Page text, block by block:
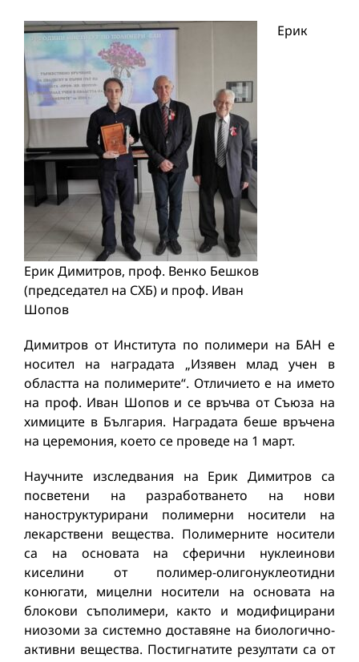
Ерик Димитров, проф. Венко Бешков
(председател на СХБ) и проф. Иван
Шопов
Ерик
Димитров от Института по полимери на БАН е
носител на наградата „Изявен млад учен в
областта на полимерите“. Отличието е на името
на проф. Иван Шопов и се връчва от Съюза на
химиците в България. Наградата беше връчена
на церемония, което се проведе на 1 март.
Научните изследвания на Ерик Димитров са
посветени на разработването на нови
наноструктурирани полимерни носители на
лекарствени вещества. Полимерните носители
са на основата на сферични нуклеинови
киселини от полимер-олигонуклеотидни
конюгати, мицелни носители на основата на
блокови съполимери, както и модифицирани
ниозоми за системно доставяне на биологично-
активни вещества. Постигнатите резултати са от